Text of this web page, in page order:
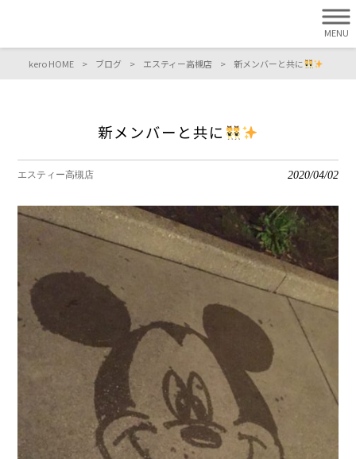
MENU
kero HOME > ブログ > エスティー高槻店 > 新メンバーと共に
新メンバーと共に
エスティー高槻店 2020/04/02